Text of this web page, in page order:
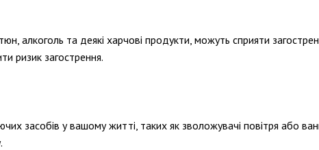
алкоголь та деякі харчові продукти, можуть сприяти
ризик загострення.
засобів у вашому житті, таких як зволожувачі повітря або